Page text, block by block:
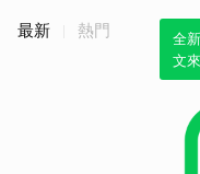
全
文
最新 熱門